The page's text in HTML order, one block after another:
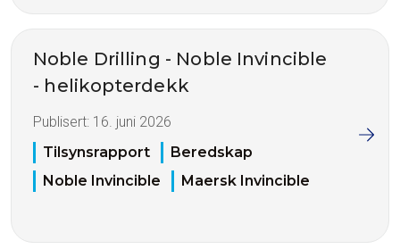
Noble Drilling - Noble Invincible
- helikopterdekk
Publisert: 16. juni 2026
Tilsynsrapport
Beredskap
Noble Invincible
Maersk Invincible